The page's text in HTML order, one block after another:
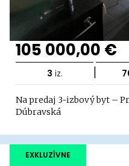
105 000,00 €
3 iz. |
Na predaj 3-izbový byt –
Dúbravská
EXKLUZÍVNE